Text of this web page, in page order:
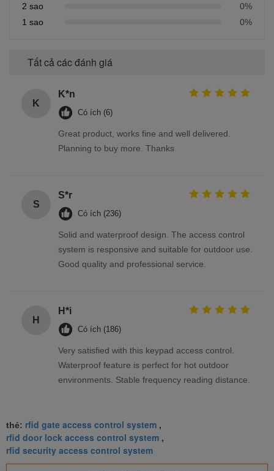
2 sao
0%
1 sao
0%
Tất cả các đánh giá
K
K*n
Có ích (6)
Great product, works fine and well delivered.
Planning to buy more. Thanks
S
S*r
Có ích (236)
Solid and waterproof design. The access control
system is responsive and suitable for outdoor use.
Good quality and professional service.
H
H*i
Có ích (186)
Very satisfied with this keypad access control.
Waterproof feature is perfect for hot outdoor
environments. Stable frequency reading distance.
thẻ: rfid gate access control system ,
rfid door lock access control system ,
rfid security access control system